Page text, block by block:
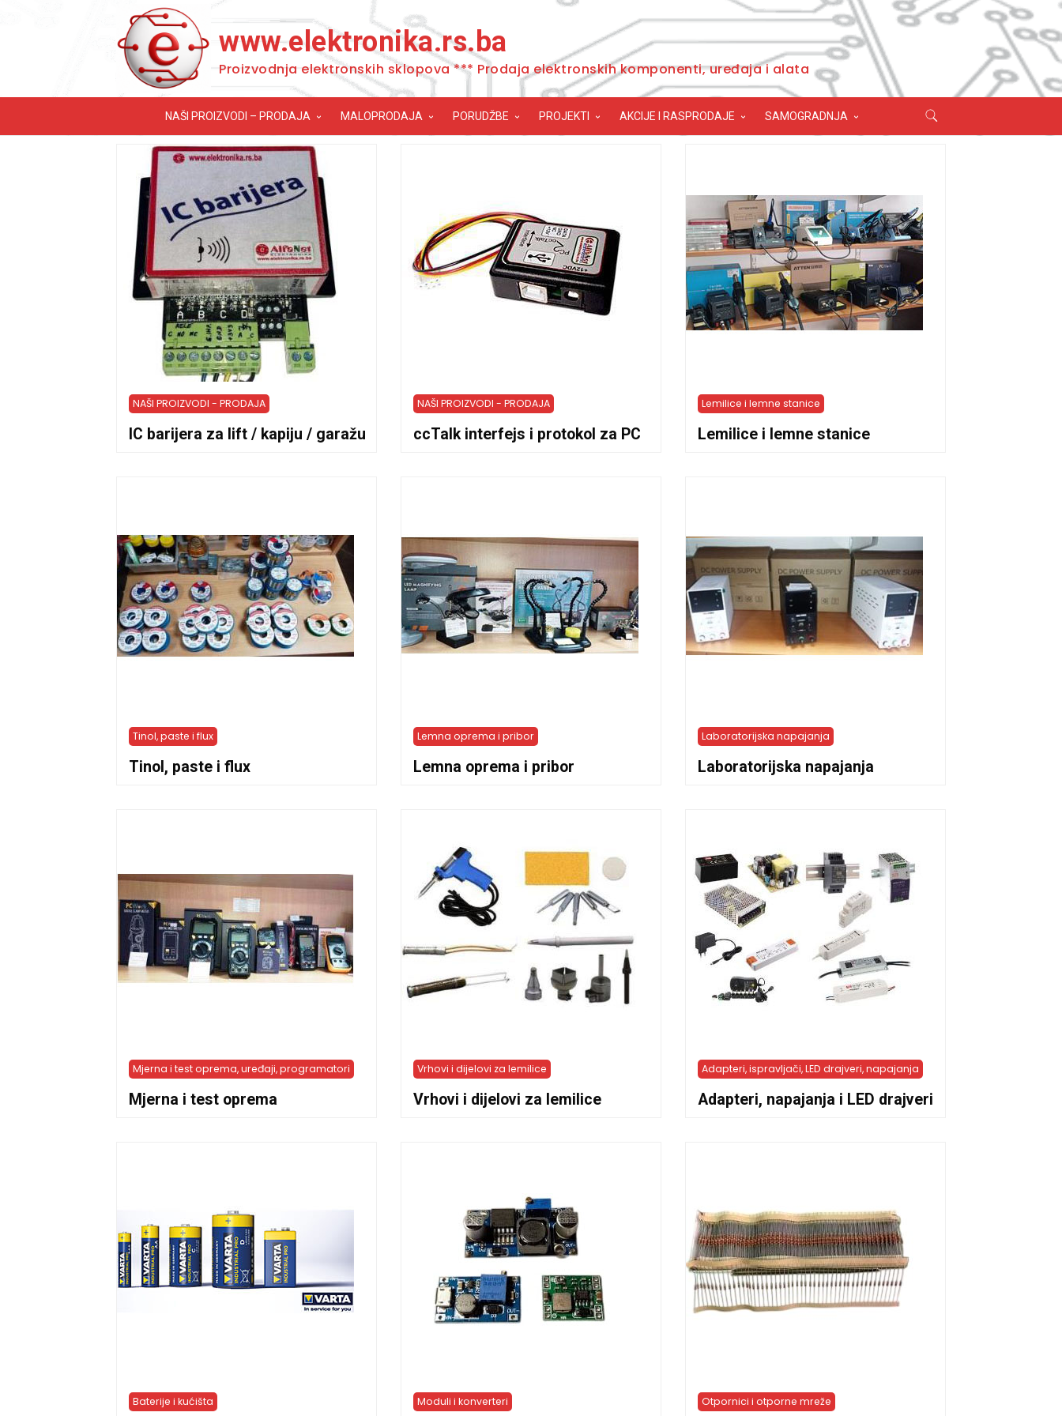
www.elektronika.rs.ba
Proizvodnja elektronskih sklopova *** Prodaja elektronskih komponenti, uređaja i alata
NAŠI PROIZVODI – PRODAJA MALOPRODAJA PORUDŽBE PROJEKTI AKCIJE I RASPRODAJE SAMOGRADNJA
NAŠI PROIZVODI - PRODAJA
IC barijera za lift / kapiju / garažu
NAŠI PROIZVODI - PRODAJA
ccTalk interfejs i protokol za PC
Lemilice i lemne stanice
Lemilice i lemne stanice
Tinol, paste i flux
Tinol, paste i flux
Lemna oprema i pribor
Lemna oprema i pribor
Laboratorijska napajanja
Laboratorijska napajanja
Mjerna i test oprema, uređaji, programatori
Mjerna i test oprema
Vrhovi i dijelovi za lemilice
Vrhovi i dijelovi za lemilice
Adapteri, ispravljači, LED drajveri, napajanja
Adapteri, napajanja i LED drajveri
Baterije i kućišta Moduli i konverteri Otpornici i otporne mreže